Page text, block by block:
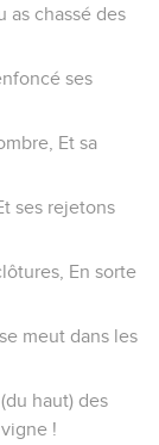
as chassé des
ses
Et sa
ses rejetons
En sorte
meut dans les
haut) des
!